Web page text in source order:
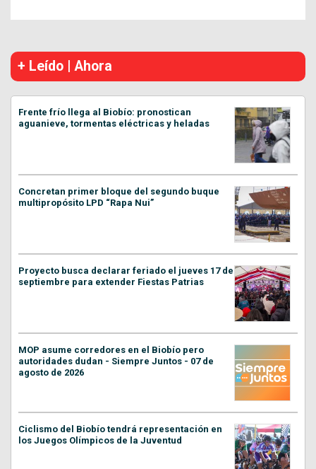
+ Leído | Ahora
Frente frío llega al Biobío: pronostican
aguanieve, tormentas eléctricas y heladas
Concretan primer bloque del segundo buque
multipropósito LPD “Rapa Nui”
Proyecto busca declarar feriado el jueves 17 de
septiembre para extender Fiestas Patrias
MOP asume corredores en el Biobío pero
autoridades dudan - Siempre Juntos - 07 de
agosto de 2026
Ciclismo del Biobío tendrá representación en
los Juegos Olímpicos de la Juventud